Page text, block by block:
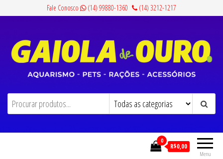
conteúdo
Fale Conosco (14) 99880-1360 (14) 3212-1217
Gaiola de Ouro Aquarismo, Pets, Rações e Acessórios
Menu
0
R$0,00